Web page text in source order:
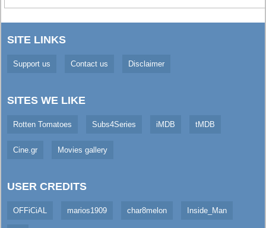
SITE LINKS
Support us Contact us Disclaimer
SITES WE LIKE
Rotten Tomatoes Subs4Series iMDB tMDB
Cine.gr Movies gallery
USER CREDITS
OFFiCiAL marios1909 char8melon Inside_Man